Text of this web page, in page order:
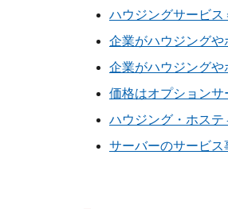
ハウジングサービ
企業がハウジング
企業がハウジング
価格はオプションサ
ハウジング・ホステ
サーバーのサービス